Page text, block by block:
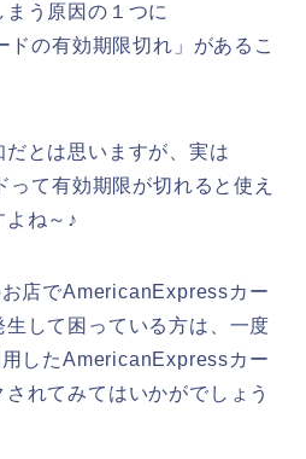
う原因の１つに
ドの有効期限切れ」があるこ
とは思いますが、実は
て有効期限が切れると使え
よね～♪
店でAmericanExpressカー
生して困っている方は、一度
したAmericanExpressカー
れてみてはいかがでしょう